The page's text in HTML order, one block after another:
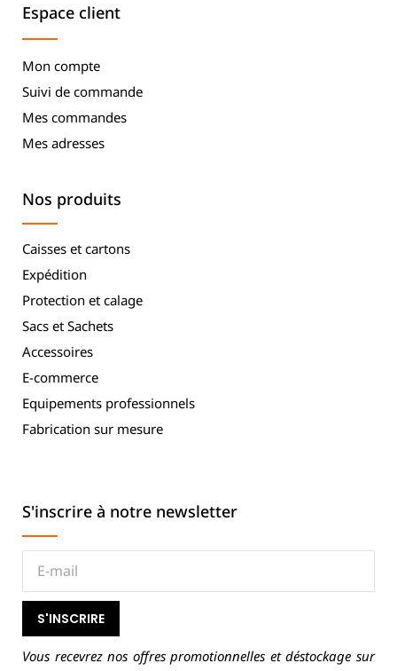
Espace client
Mon compte
Suivi de commande
Mes commandes
Mes adresses
Nos produits
Caisses et cartons
Expédition
Protection et calage
Sacs et Sachets
Accessoires
E-commerce
Equipements professionnels
Fabrication sur mesure
S'inscrire à notre newsletter
S'INSCRIRE
Vous recevrez nos offres promotionnelles et déstockage sur